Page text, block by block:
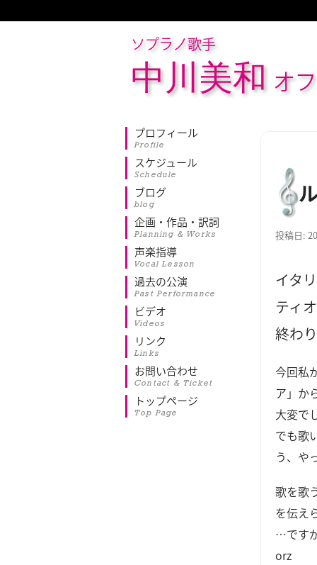
ソプラノ歌手
中川美和 オ
プロフィール
Profile
スケジュール
Schedule
ブログ
blog
企画・作品・訳詞
Planning & Works
声楽指導
Vocal Lesson
過去の公演
Past Performance
ビデオ
Videos
リンク
Links
お問い合わせ
Contact & Ticket
トップページ
Top Page
投稿日:
イタ
ティ
終わ
今回私
ア」か
大変で
でも歌
う、や
歌を歌
を伝え
…です
orz